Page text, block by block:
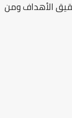
الأهداف ومن